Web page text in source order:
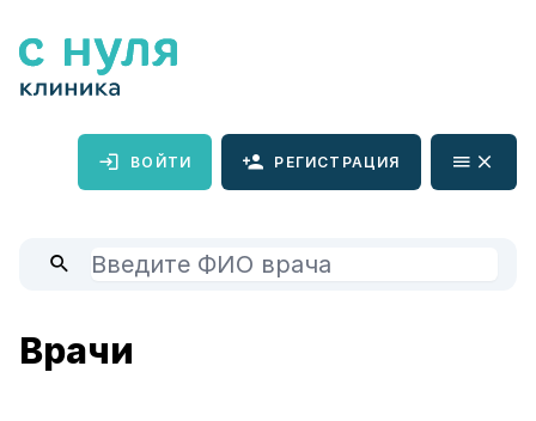
ВОЙТИ РЕГИСТРАЦИЯ
Врачи